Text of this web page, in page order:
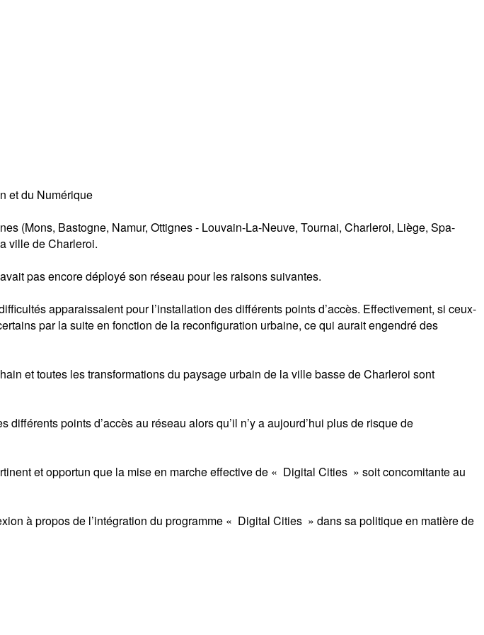
et du Numérique
(Mons, Bastogne, Namur, Ottignes - Louvain-La-Neuve, Tournai, Charleroi, Liège, Spa-
ville de Charleroi.
pas encore déployé son réseau pour les raisons suivantes.
apparaissaient pour l’installation des différents points d’accès. Effectivement, si ceux-
par la suite en fonction de la reconfiguration urbaine, ce qui aurait engendré des
et toutes les transformations du paysage urbain de la ville basse de Charleroi sont
points d’accès au réseau alors qu’il n’y a aujourd’hui plus de risque de
et opportun que la mise en marche effective de « Digital Cities » soit concomitante au
à propos de l’intégration du programme « Digital Cities » dans sa politique en matière de